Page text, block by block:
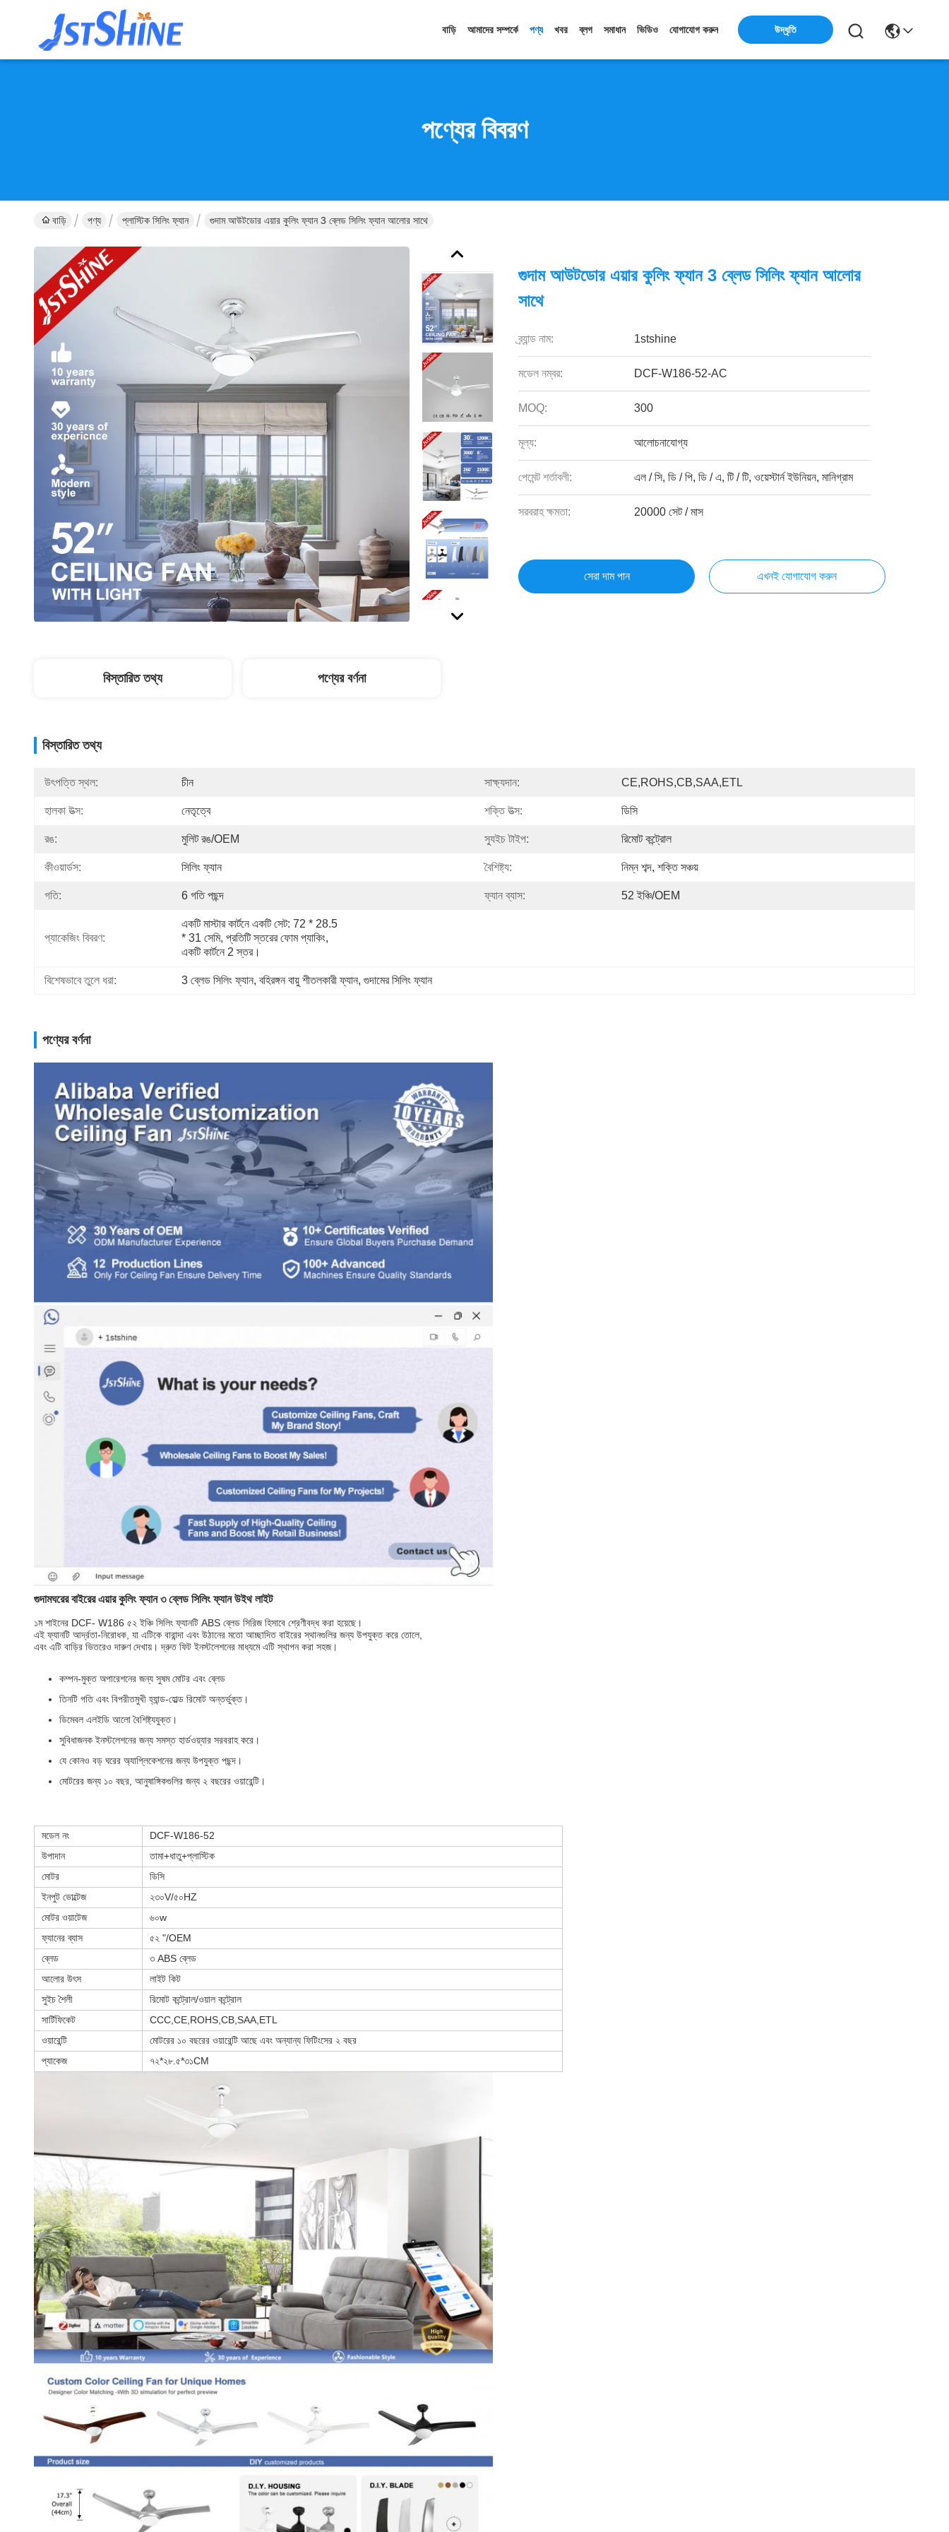
বাড়ি আমাদের সম্পর্কে পণ্য খবর ব্লগ সমাধান ভিডিও যোগাযোগ করুন উদ্ধৃতি
পণ্যের বিবরণ
বাড়ি পণ্য প্লাস্টিক সিলিং ফ্যান গুদাম আউটডোর এয়ার কুলিং ফ্যান 3 ব্লেড সিলিং ফ্যান আলোর সাথে
গুদাম আউটডোর এয়ার কুলিং ফ্যান 3 ব্লেড সিলিং ফ্যান আলোর
সাথে
ব্র্যান্ড নাম: 1stshine
মডেল নম্বর: DCF-W186-52-AC
MOQ: 300
মূল্য: আলোচনাযোগ্য
পেমেন্ট শর্তাবলী: এল / সি, ডি / পি, ডি / এ, টি / টি, ওয়েস্টার্ন ইউনিয়ন, মানিগ্রাম
সরবরাহ ক্ষমতা: 20000 সেট / মাস
সেরা দাম পান এখনই যোগাযোগ করুন
বিস্তারিত তথ্য পণ্যের বর্ণনা
বিস্তারিত তথ্য
উৎপত্তি স্থল: চীন সাক্ষ্যদান: CE,ROHS,CB,SAA,ETL
হালকা উত্স: নেতৃত্বে শক্তি উত্স: ডিসি
রঙ: মুলিট রঙ/OEM স্যুইচ টাইপ: রিমোট কন্ট্রোল
কীওয়ার্ডস: সিলিং ফ্যান বৈশিষ্ট্য: নিম্ন শব্দ, শক্তি সঞ্চয়
গতি: 6 গতি পছন্দ ফ্যান ব্যাস: 52 ইঞ্চি/OEM
প্যাকেজিং বিবরণ:
একটি মাস্টার কার্টনে একটি সেট: 72 * 28.5
* 31 সেমি, প্রতিটি স্তরের ফোম প্যাকিং,
একটি কার্টনে 2 স্তর।
বিশেষভাবে তুলে ধরা: 3 ব্লেড সিলিং ফ্যান, বহিরঙ্গন বায়ু শীতলকারী ফ্যান, গুদামের সিলিং ফ্যান
পণ্যের বর্ণনা
গুদামঘরের বাইরের এয়ার কুলিং ফ্যান ৩ ব্লেড সিলিং ফ্যান উইথ লাইট
১ম শাইনের DCF- W186 ৫২ ইঞ্চি সিলিং ফ্যানটি ABS ব্লেড সিরিজ হিসাবে শ্রেণীবদ্ধ করা হয়েছে।
এই ফ্যানটি আর্দ্রতা-নিরোধক, যা এটিকে বারান্দা এবং উঠানের মতো আচ্ছাদিত বাইরের স্থানগুলির জন্য উপযুক্ত করে তোলে,
এবং এটি বাড়ির ভিতরেও দারুণ দেখায়। দ্রুত ফিট ইনস্টলেশনের মাধ্যমে এটি স্থাপন করা সহজ।
কম্পন-মুক্ত অপারেশনের জন্য সুষম মোটর এবং ব্লেড
তিনটি গতি এবং বিপরীতমুখী হ্যান্ড-হোল্ড রিমোট অন্তর্ভুক্ত।
ডিমেবল এলইডি আলো বৈশিষ্ট্যযুক্ত।
সুবিধাজনক ইনস্টলেশনের জন্য সমস্ত হার্ডওয়্যার সরবরাহ করে।
যে কোনও বড় ঘরের অ্যাপ্লিকেশনের জন্য উপযুক্ত পছন্দ।
মোটরের জন্য ১০ বছর, আনুষাঙ্গিকগুলির জন্য ২ বছরের ওয়ারেন্টি।
মডেল নং
DCF-W186-52
উপাদান
তামা+ধাতু+প্লাস্টিক
মোটর
ডিসি
ইনপুট ভোল্টেজ
২৩০V/৫০HZ
মোটর ওয়াটেজ
৬০w
ফ্যানের ব্যাস
৫২ "/OEM
ব্লেড
৩ ABS ব্লেড
আলোর উৎস
লাইট কিট
সুইচ শৈলী
রিমোট কন্ট্রোল/ওয়াল কন্ট্রোল
সার্টিফিকেট
CCC,CE,ROHS,CB,SAA,ETL
ওয়ারেন্টি
মোটরের ১০ বছরের ওয়ারেন্টি আছে এবং অন্যান্য ফিটিংসের ২ বছর
প্যাকেজ
৭২*২৮.৫*৩১CM